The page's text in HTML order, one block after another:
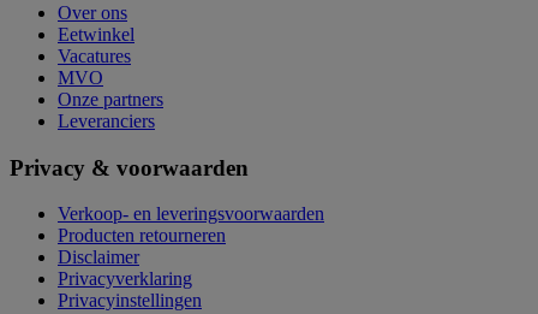
Over ons
Eetwinkel
Vacatures
MVO
Onze partners
Leveranciers
Privacy & voorwaarden
Verkoop- en leveringsvoorwaarden
Producten retourneren
Disclaimer
Privacyverklaring
Privacyinstellingen